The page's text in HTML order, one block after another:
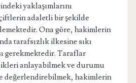
yaklaşımlarını
adaletli bir şekilde
Ona göre, hakimlerin
tarafsızlık ilkesine sıkı
gerekmektedir. Taraflar
anlayabilmek ve durumu
değerlendirebilmek, hakimlerin